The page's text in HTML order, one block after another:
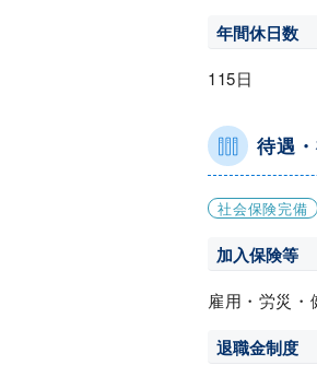
年間休日数
115日
待遇
社会保険完備
加入保険等
雇用・労災
退職金制度